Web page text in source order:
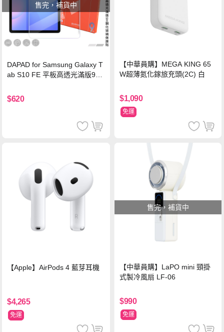
售完，補貨中
DAPAD for Samsung Galaxy T
ab S10 FE 平板高透光滿版9H
$620
【中華員購】MEGA KING 65
W超薄氮化鎵旅充頭(2C) 白
$1,090
免運
【Apple】AirPods 4 藍芽耳機
$4,265
免運
售完，補貨中
【中華員購】LaPO mini 頸掛
式製冷風扇 LF-06
$990
免運